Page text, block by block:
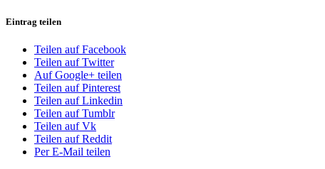
Eintrag teilen
Teilen auf Facebook
Teilen auf Twitter
Auf Google+ teilen
Teilen auf Pinterest
Teilen auf Linkedin
Teilen auf Tumblr
Teilen auf Vk
Teilen auf Reddit
Per E-Mail teilen